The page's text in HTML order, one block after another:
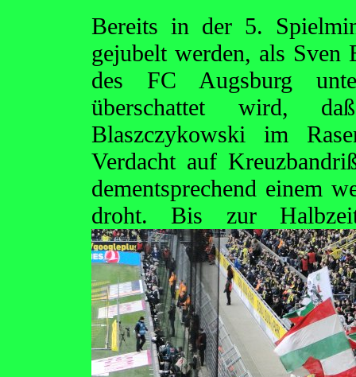
Bereits in der 5.
gejubelt werden, als
des FC Augsburg
überschattet wird,
Blaszczykowski im
Verdacht auf
dementsprechend einem
droht. Bis zur